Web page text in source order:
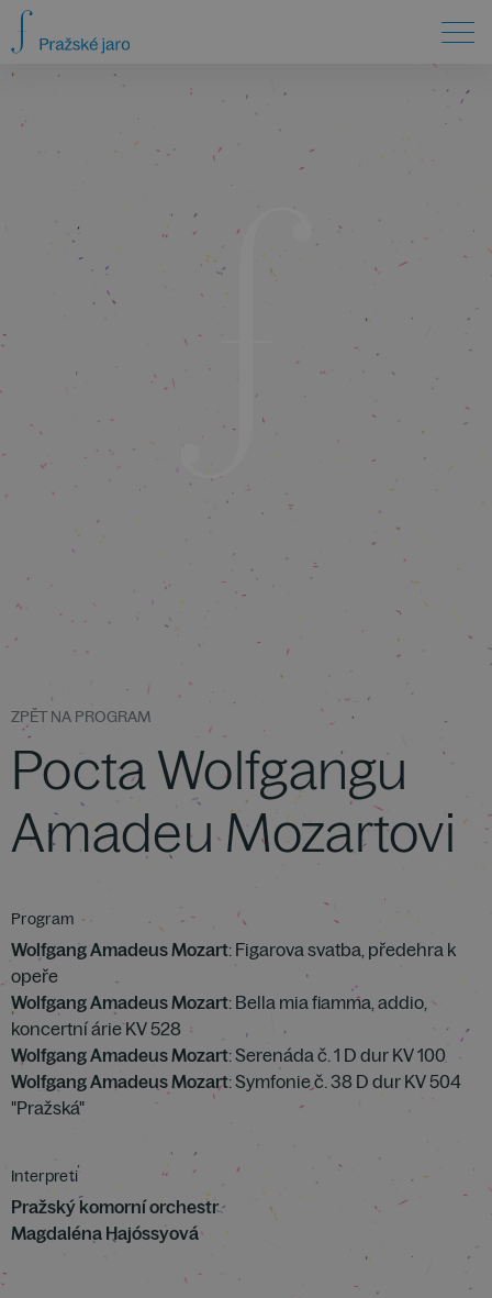
ZPĚT NA PROGRAM
Pocta Wolfgangu
Amadeu Mozartovi
Program
Wolfgang Amadeus Mozart: Figarova svatba, předehra k
opeře
Wolfgang Amadeus Mozart: Bella mia fiamma, addio,
koncertní árie KV 528
Wolfgang Amadeus Mozart: Serenáda č. 1 D dur KV 100
Wolfgang Amadeus Mozart: Symfonie č. 38 D dur KV 504
"Pražská"
Interpreti
Pražský komorní orchestr
Magdaléna Hajóssyová